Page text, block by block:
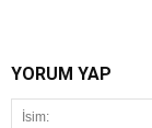
YORUM YAP